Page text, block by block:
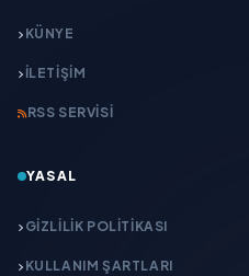
KÜNYE
İLETIŞIM
RSS SERVISI
YASAL
GIZLILIK POLITIKASI
KULLANIM ŞARTLARI